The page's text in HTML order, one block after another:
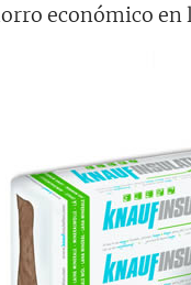
económico en